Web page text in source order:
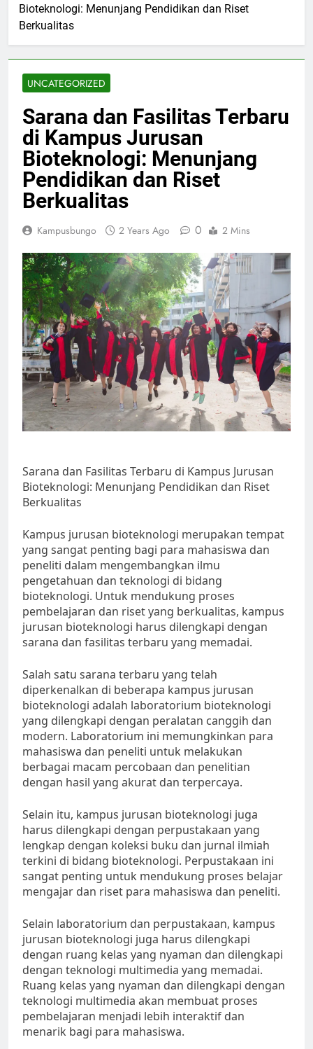
Bioteknologi: Menunjang Pendidikan dan Riset
Berkualitas
UNCATEGORIZED
Sarana dan Fasilitas Terbaru
di Kampus Jurusan
Bioteknologi: Menunjang
Pendidikan dan Riset
Berkualitas
Kampusbungo 2 Years Ago 0 2 Mins
Sarana dan Fasilitas Terbaru di Kampus Jurusan
Bioteknologi: Menunjang Pendidikan dan Riset
Berkualitas
Kampus jurusan bioteknologi merupakan tempat
yang sangat penting bagi para mahasiswa dan
peneliti dalam mengembangkan ilmu
pengetahuan dan teknologi di bidang
bioteknologi. Untuk mendukung proses
pembelajaran dan riset yang berkualitas, kampus
jurusan bioteknologi harus dilengkapi dengan
sarana dan fasilitas terbaru yang memadai.
Salah satu sarana terbaru yang telah
diperkenalkan di beberapa kampus jurusan
bioteknologi adalah laboratorium bioteknologi
yang dilengkapi dengan peralatan canggih dan
modern. Laboratorium ini memungkinkan para
mahasiswa dan peneliti untuk melakukan
berbagai macam percobaan dan penelitian
dengan hasil yang akurat dan terpercaya.
Selain itu, kampus jurusan bioteknologi juga
harus dilengkapi dengan perpustakaan yang
lengkap dengan koleksi buku dan jurnal ilmiah
terkini di bidang bioteknologi. Perpustakaan ini
sangat penting untuk mendukung proses belajar
mengajar dan riset para mahasiswa dan peneliti.
Selain laboratorium dan perpustakaan, kampus
jurusan bioteknologi juga harus dilengkapi
dengan ruang kelas yang nyaman dan dilengkapi
dengan teknologi multimedia yang memadai.
Ruang kelas yang nyaman dan dilengkapi dengan
teknologi multimedia akan membuat proses
pembelajaran menjadi lebih interaktif dan
menarik bagi para mahasiswa.